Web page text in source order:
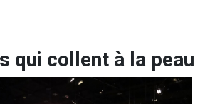
qui collent à la peau